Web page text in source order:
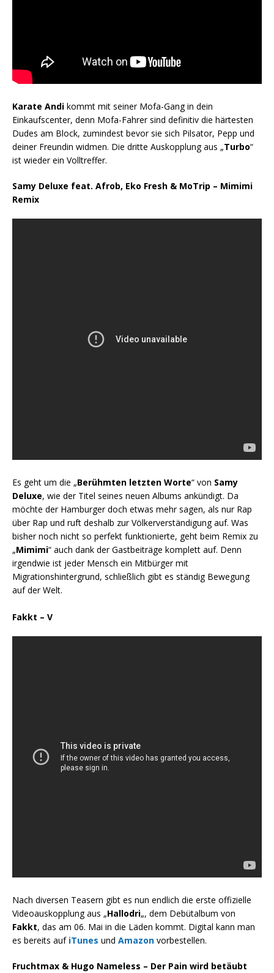
Karate Andi kommt mit seiner Mofa-Gang in dein
Einkaufscenter, denn Mofa-Fahrer sind definitiv die härtesten
Dudes am Block, zumindest bevor sie sich Pilsator, Pepp und
deiner Freundin widmen. Die dritte Auskopplung aus „Turbo“
ist wieder ein Volltreffer.
Samy Deluxe feat. Afrob, Eko Fresh & MoTrip – Mimimi
Remix
Es geht um die „Berühmten letzten Worte“ von Samy
Deluxe, wie der Titel seines neuen Albums ankündigt. Da
möchte der Hamburger doch etwas mehr sagen, als nur Rap
über Rap und ruft deshalb zur Völkerverständigung auf. Was
bisher noch nicht so perfekt funktionierte, geht beim Remix zu
„Mimimi“ auch dank der Gastbeiträge komplett auf. Denn
irgendwie ist jeder Mensch ein Mitbürger mit
Migrationshintergrund, schließlich gibt es ständig Bewegung
auf der Welt.
Fakkt – V
Nach diversen Teasern gibt es nun endlich die erste offizielle
Videoauskopplung aus „Hallodri„, dem Debütalbum von
Fakkt, das am 06. Mai in die Läden kommt. Digital kann man
es bereits auf iTunes und Amazon vorbestellen.
Fruchtmax & Hugo Nameless – Der Pain wird betäubt